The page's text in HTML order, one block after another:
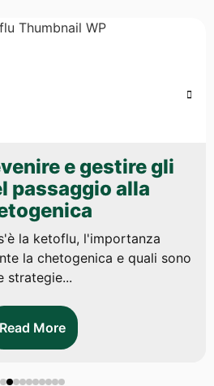
e gestire gli
passaggio alla
la ketoflu, l'importanza
la chetogenica e quali sono
strategie...
Read More